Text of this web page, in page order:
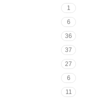
1
6
36
37
27
6
11